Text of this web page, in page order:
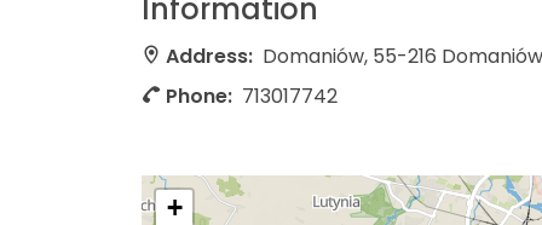
Information
Address: Domaniów, 55-216 Domaniów
Phone: 713017742
+